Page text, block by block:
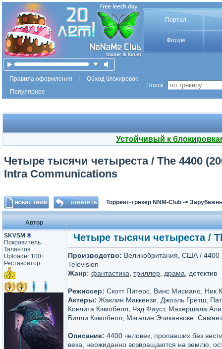
Портал
Форум
Правила оформления
Обход блокировок
Популярное
Поиск :
Устойчивый к
Четыре тысячи четыреста / The 4400
Intra Communications
Торрент-трекер NNM-Club ->
Автор
SKVSM ®
Покровитель
Талантов
Uploader 100+
Реставратор
Четыре тысячи четыреста /
Производство: Великобритания, США / 4400
Television
Жанр: фантастика триллер драма , детектив
Режиссер: Скотт Питерс, Винс Мисиано, Ник
Актеры: Жаклин Маккензи, Джоэль Гретш,
Кончита Кэмпбелл, Чэд Фауст, Махершала
Билли Кэмпбелл, Мэгалин Эчиканвоке,
Описание: 4400 человек, пропавших без
века, неожиданно возвращаются на землю,